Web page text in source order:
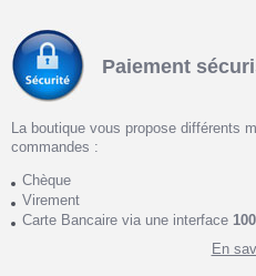
Paiement
La boutique vous propose différents
commandes :
Chèque
Virement
Carte Bancaire via une interface
En